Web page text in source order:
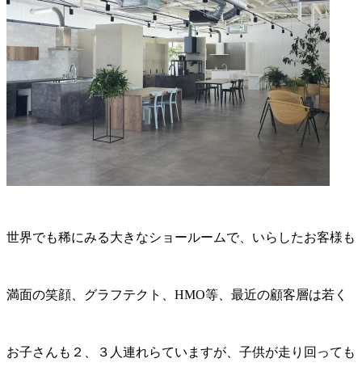
世界でも稀にみる大きなショールームで、いらしたお客様も
満面の笑顔、グラフテクト、HMO等、最近の顧客層は若く
お子さんも２、３人連れらていますが、子供が走り回っても